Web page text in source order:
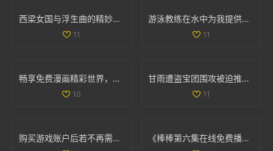
西梁女国与浮生曲的精妙连接与创作过程探讨
11
游泳教练在水中为我提供专业指导的精彩瞬间
11
畅享免费漫画精彩世界，轻松进入漫漫漫画入口页面
10
甘雨遭盗宝团围攻被迫推离现场 引发网友热议
11
购买游戏账户后若不再需要，是否可以申请退款 《棒棒第六集在线免费播放方法分享与观看体验》